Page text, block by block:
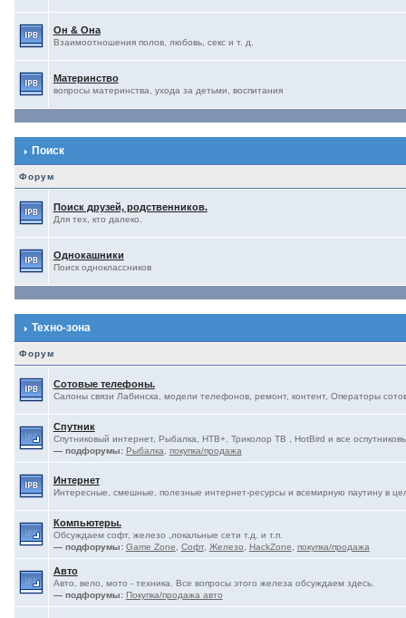
Он & Она
Взаимоотношения полов, любовь, секс и т. д.
Материнство
вопросы материнства, ухода за детьми, воспитания
Поиск
Форум
Поиск друзей, родственников.
Для тех, кто далеко.
Однокашники
Поиск одноклассников
Техно-зона
Форум
Сотовые телефоны.
Салоны связи Лабинска, модели телефонов, ремонт, контент, Операторы
Спутник
Спутниковый интернет, Рыбалка, НТВ+, Триколор ТВ , HotBird и все
— подфорумы: Рыбалка покупка/продажа
Интернет
Интересные, смешные, полезные интернет-ресурсы и всемирную паутину в
Компьютеры.
Обсуждаем софт, железо ,локальные сети т.д. и т.п.
— подфорумы: Game Zone Софт, Железо HackZone покупка/продажа
Авто
Авто, вело, мото - техника. Все вопросы этого железа обсуждаем здесь.
— подфорумы: Покупка/продажа авто